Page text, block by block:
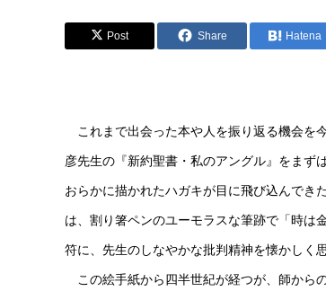
Post Share Hatena
これまで出会った本や人を振り返る機会を
彦先生の『新約聖書・私のアングル』をまず
おらかに描かれたハガキが目に飛び込んでき
は、割り箸ペンのユーモラスな筆跡で「時は
符に、先生のしなやかな批判精神を懐かしく思
この絵手紙から四半世紀が経つが、師から